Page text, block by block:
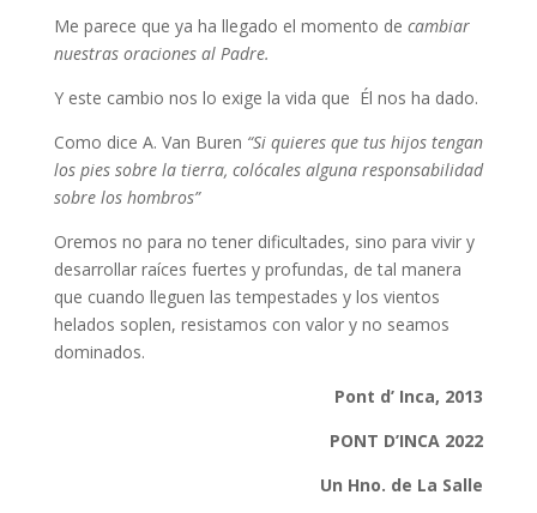
Me parece que ya ha llegado el momento de cambiar
nuestras oraciones al Padre.
Y este cambio nos lo exige la vida que Él nos ha dado.
Como dice A. Van Buren “Si quieres que tus hijos tengan
los pies sobre la tierra, colócales alguna responsabilidad
sobre los hombros”
Oremos no para no tener dificultades, sino para vivir y
desarrollar raíces fuertes y profundas, de tal manera
que cuando lleguen las tempestades y los vientos
helados soplen, resistamos con valor y no seamos
dominados.
Pont d’ Inca, 2013
PONT D’INCA 2022
Un Hno. de La Salle